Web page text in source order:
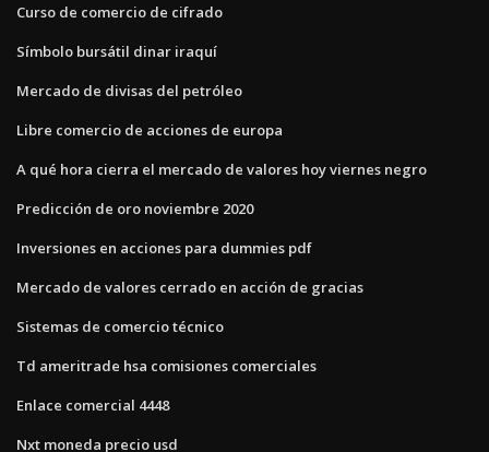
Curso de comercio de cifrado
Símbolo bursátil dinar iraquí
Mercado de divisas del petróleo
Libre comercio de acciones de europa
A qué hora cierra el mercado de valores hoy viernes negro
Predicción de oro noviembre 2020
Inversiones en acciones para dummies pdf
Mercado de valores cerrado en acción de gracias
Sistemas de comercio técnico
Td ameritrade hsa comisiones comerciales
Enlace comercial 4448
Nxt moneda precio usd